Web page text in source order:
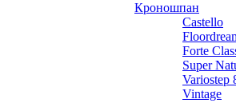
Кроношпан
Castello
Forte
Super
Variostep
Vintage